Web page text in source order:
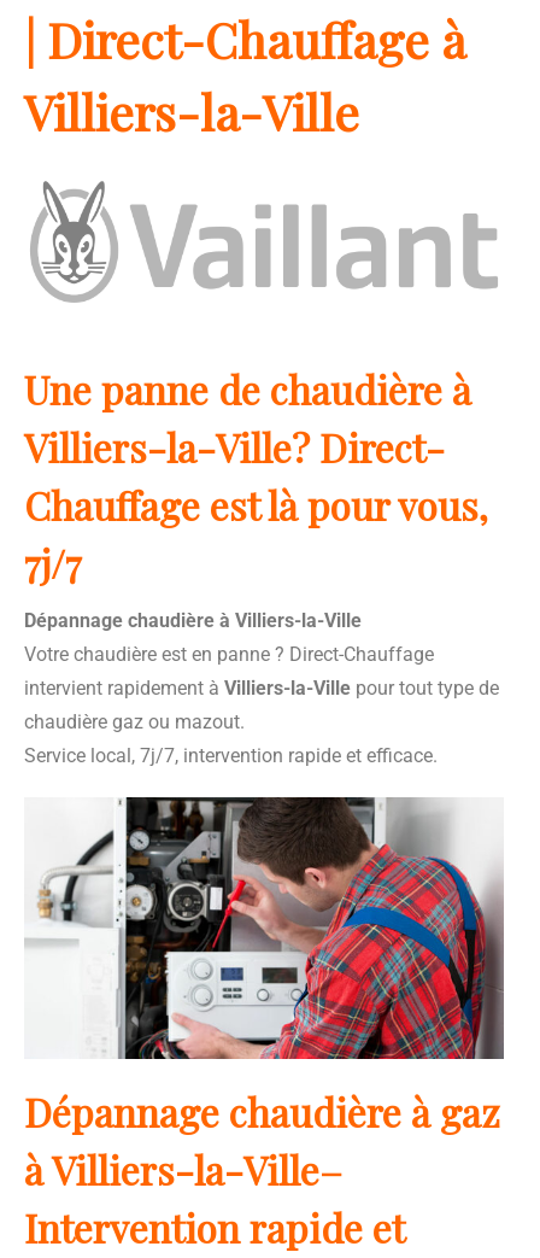
| Direct-Chauffage à
Villiers-la-Ville
Une panne de chaudière à
Villiers-la-Ville? Direct-
Chauffage est là pour vous,
7j/7
Dépannage chaudière à Villiers-la-Ville
Votre chaudière est en panne ? Direct-Chauffage
intervient rapidement à Villiers-la-Ville pour tout type de
chaudière gaz ou mazout.
Service local, 7j/7, intervention rapide et efficace.
Dépannage chaudière à gaz
à Villiers-la-Ville–
Intervention rapide et